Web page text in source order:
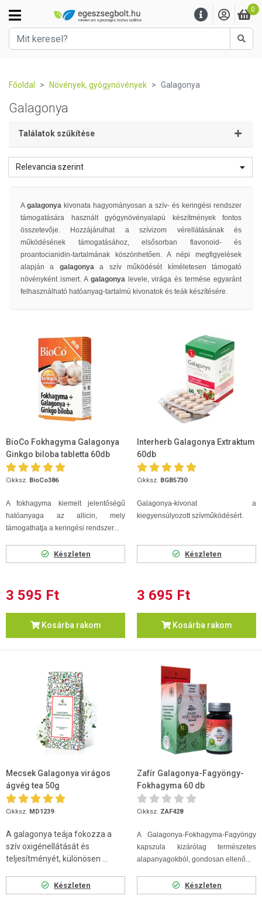
0
Főoldal Növények, gyógynövények Galagonya
Galagonya
Találatok szűkítése
Relevancia szerint
A galagonya kivonata hagyományosan a szív- és keringési rendszer
támogatására használt gyógynövényalapú készítmények fontos
összetevője. Hozzájárulhat a szívizom vérellátásának és
működésének támogatásához, elsősorban flavonoid- és
proantocianidin-tartalmának köszönhetően. A népi megfigyelések
alapján a galagonyaa szív működését kíméletesen támogató
növényként ismert. A galagonyalevele, virága és termése egyaránt
felhasználható hatóanyag-tartalmú kivonatok és teák készítésére.
BioCo Fokhagyma Galagonya
Ginkgo biloba tabletta 60db
Cikksz. BioCo386
A fokhagyma kiemelt jelentőségű
hatóanyaga az allicin, mely
támogathatja a keringési rendszer...
Készleten
3 595 Ft
Kosárba rakom
Interherb Galagonya Extraktum
60db
Cikksz. BGB5730
Galagonya-kivonat a
kiegyensúlyozott szívműködésért.
Készleten
3 695 Ft
Kosárba rakom
Mecsek Galagonya virágos
ágvég tea 50g
Cikksz. MD1239
A galagonya teája fokozza a
szív oxigénellátását és
teljesítményét, különösen ...
Készleten
Zafír Galagonya-Fagyöngy-
Fokhagyma 60 db
Cikksz. ZAF428
A Galagonya-Fokhagyma-Fagyöngy
kapszula kizárólag természetes
alapanyagokból, gondosan ellenő...
Készleten